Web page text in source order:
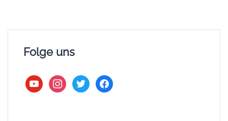
Folge uns
youtubeinstagram
twitter facebook